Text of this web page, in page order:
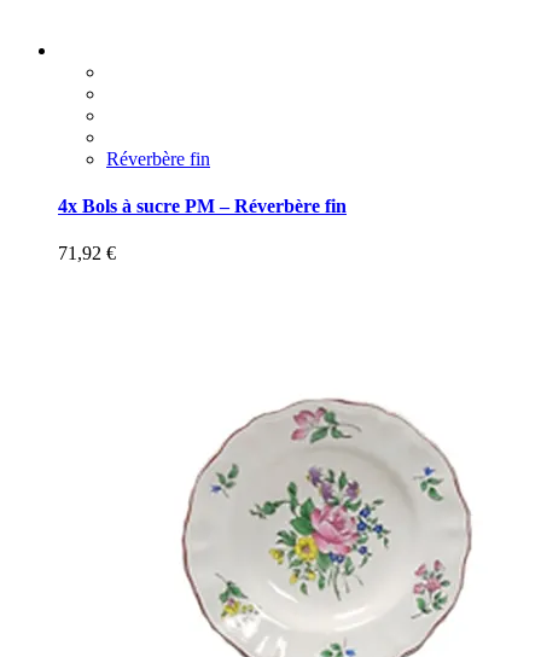
Réverbère fin
4x Bols à sucre PM – Réverbère fin
71,92 €